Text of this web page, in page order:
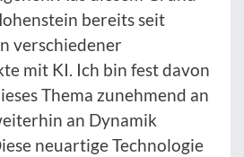
bereits seit
verschiedener
mit KI. Ich bin fest davon
Thema zunehmend an
an Dynamik
neuartige Technologie